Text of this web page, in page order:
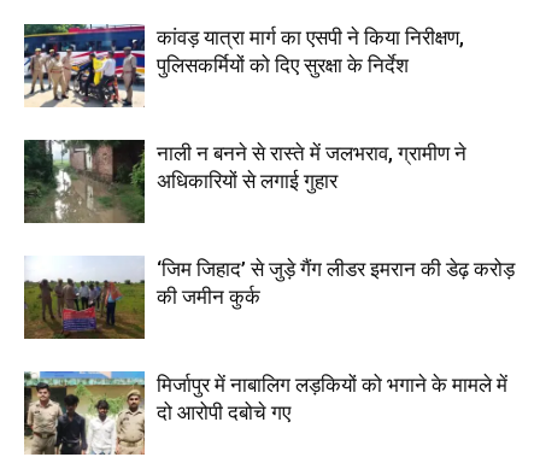
कांवड़ यात्रा मार्ग का एसपी ने किया निरीक्षण,
पुलिसकर्मियों को दिए सुरक्षा के निर्देश
नाली न बनने से रास्ते में जलभराव, ग्रामीण ने
अधिकारियों से लगाई गुहार
‘जिम जिहाद’ से जुड़े गैंग लीडर इमरान की डेढ़ करोड़
की जमीन कुर्क
मिर्जापुर में नाबालिग लड़कियों को भगाने के मामले में
दो आरोपी दबोचे गए